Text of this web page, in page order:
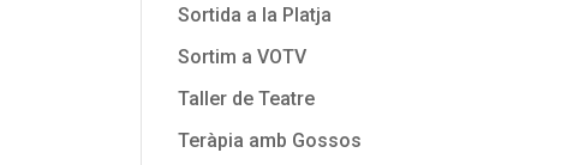
Sortida a la Platja
Sortim a VOTV
Taller de Teatre
Teràpia amb Gossos